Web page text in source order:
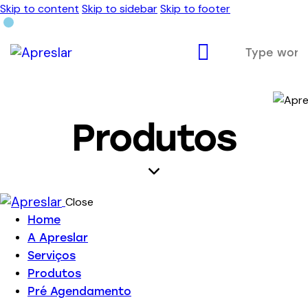
Skip to content Skip to sidebarSkip to footer
Produtos
Close
Home
A Apreslar
Serviços
Produtos
Pré Agendamento